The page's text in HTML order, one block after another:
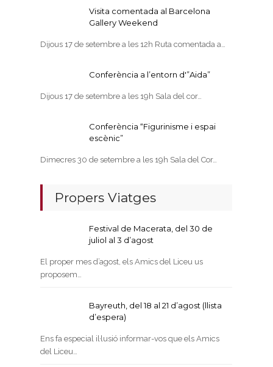
Visita comentada al Barcelona
Gallery Weekend
Dijous 17 de setembre a les 12h Ruta comentada a…
Conferència a l’entorn d'”Aida”
Dijous 17 de setembre a les 19h Sala del cor…
Conferència “Figurinisme i espai
escènic”
Dimecres 30 de setembre a les 19h Sala del Cor…
Propers Viatges
Festival de Macerata, del 30 de
juliol al 3 d’agost
El proper mes d’agost, els Amics del Liceu us
proposem…
Bayreuth, del 18 al 21 d’agost (llista
d’espera)
Ens fa especial il·lusió informar-vos que els Amics
del Liceu…